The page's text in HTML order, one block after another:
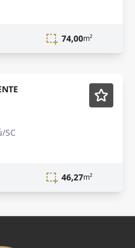
74,00m²
Mobiliado
SC
46,27m²